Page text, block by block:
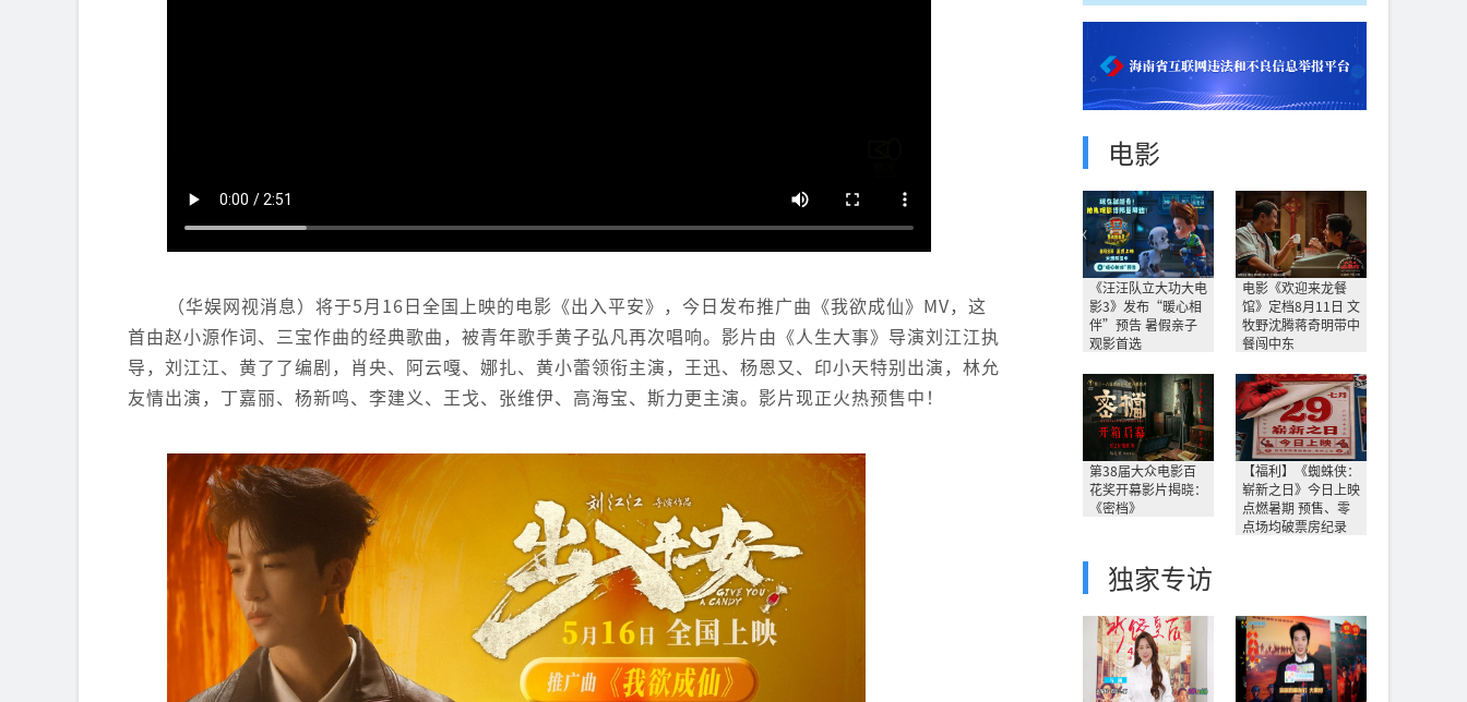
（华娱网视消息）将于5月16日全国上映的电影《出入平安》，今日发布推广曲《我欲成仙》MV，这
首由赵小源作词、三宝作曲的经典歌曲，被青年歌手黄子弘凡再次唱响。影片由《人生大事》导演刘江江执
导，刘江江、黄了了编剧，肖央、阿云嘎、娜扎、黄小蕾领衔主演，王迅、杨恩又、印小天特别出演，林允
友情出演，丁嘉丽、杨新鸣、李建义、王戈、张维伊、高海宝、斯力更主演。影片现正火热预售中！
电影
《汪汪队立大功大电
影3》发布“暖心相
伴”预告 暑假亲子
观影首选
电影《欢迎来龙餐
馆》定档8月11日 文
牧野沈腾蒋奇明带中
餐闯中东
第38届大众电影百
花奖开幕影片揭晓：
《密档》
【福利】《蜘蛛侠：
崭新之日》今日上映
点燃暑期 预售、零
点场均破票房纪录
独家专访